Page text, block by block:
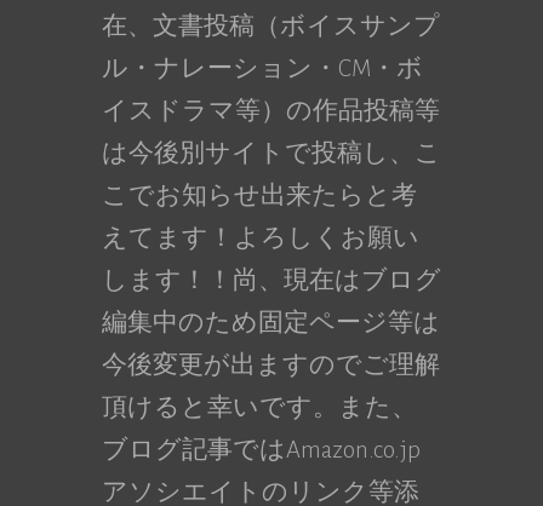
在、文書投稿（ボイスサンプ
ル・ナレーション・CM・ボ
イスドラマ等）の作品投稿等
は今後別サイトで投稿し、こ
こでお知らせ出来たらと考
えてます！よろしくお願い
します！！尚、現在はブログ
編集中のため固定ページ等は
今後変更が出ますのでご理解
頂けると幸いです。また、
ブログ記事ではAmazon.co.jp
アソシエイトのリンク等添